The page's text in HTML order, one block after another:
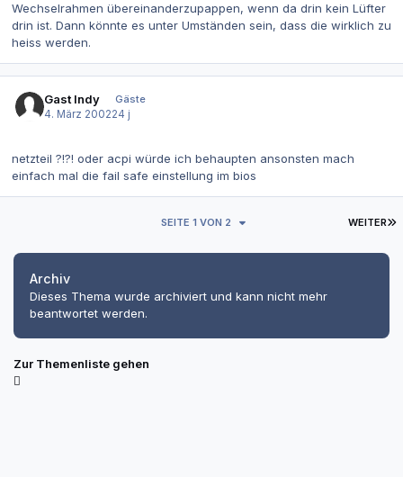
Wechselrahmen übereinanderzupappen, wenn da drin kein Lüfter
drin ist. Dann könnte es unter Umständen sein, dass die wirklich zu
heiss werden.
Gast Indy
Gäste
4. März 200224 j
netzteil ?!?! oder acpi würde ich behaupten ansonsten mach
einfach mal die fail safe einstellung im bios
WEITER
SEITE 1 VON 2
Archiv
Dieses Thema wurde archiviert und kann nicht mehr
beantwortet werden.
Zur Themenliste gehen